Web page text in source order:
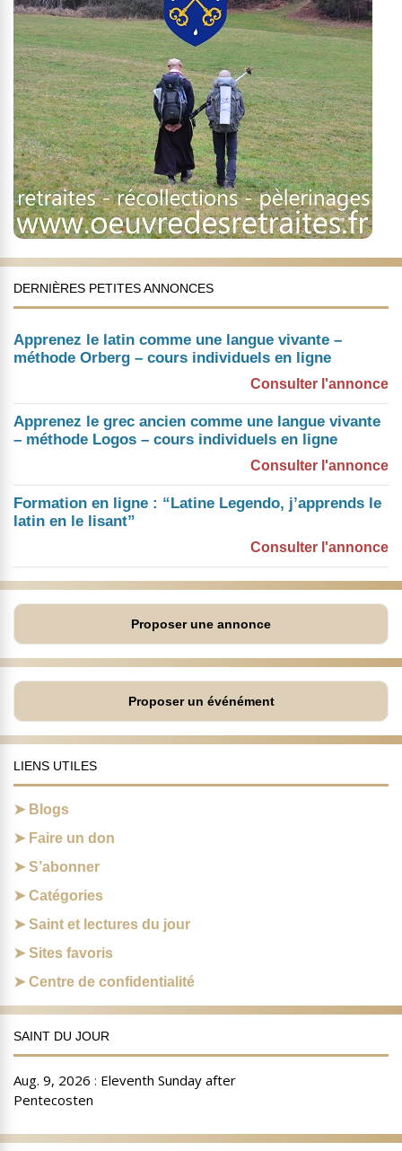
DERNIÈRES PETITES ANNONCES
Apprenez le latin comme une langue vivante –
méthode Orberg – cours individuels en ligne
Consulter l'annonce
Apprenez le grec ancien comme une langue vivante
– méthode Logos – cours individuels en ligne
Consulter l'annonce
Formation en ligne : “Latine Legendo, j’apprends le
latin en le lisant”
Consulter l'annonce
Proposer une annonce
Proposer un événément
LIENS UTILES
Blogs
Faire un don
S’abonner
Catégories
Saint et lectures du jour
Sites favoris
Centre de confidentialité
SAINT DU JOUR